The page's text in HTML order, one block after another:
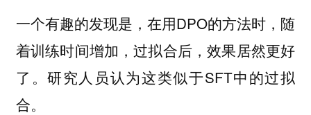
一个有趣的发现是，在用DPO的方法时，随
着训练时间增加，过拟合后，效果居然更好
了。研究人员认为这类似于SFT中的过拟
合。